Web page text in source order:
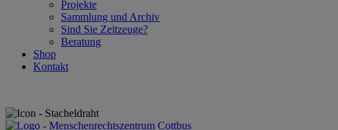
Projekte
Sammlung und Archiv
Sind Sie Zeitzeuge?
Beratung
Shop
Kontakt